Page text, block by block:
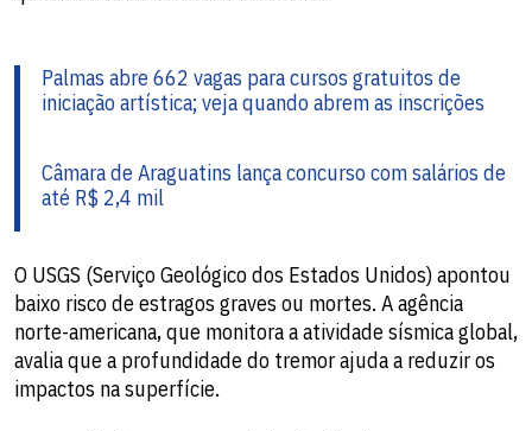
Palmas abre 662 vagas para cursos gratuitos de
iniciação artística; veja quando abrem as inscrições
Câmara de Araguatins lança concurso com salários de
até R$ 2,4 mil
O USGS (Serviço Geológico dos Estados Unidos) apontou
baixo risco de estragos graves ou mortes. A agência
norte-americana, que monitora a atividade sísmica global,
avalia que a profundidade do tremor ajuda a reduzir os
impactos na superfície.